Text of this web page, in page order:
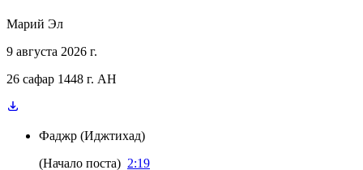
Марий Эл
9 августа 2026 г.
26 сафар 1448 г. AH
Фаджр (Иджтихад)
(Начало поста) 2:19